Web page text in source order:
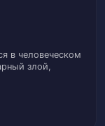
по
в человеческом
злой,